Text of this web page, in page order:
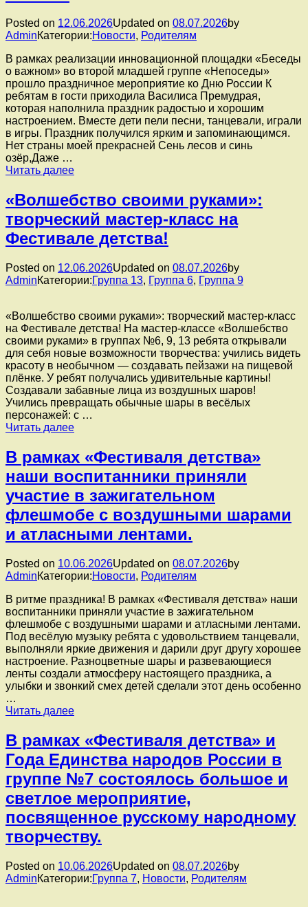
воспитанники
старшей
группы
7
совместно
с
родителями
и
активистами
движения
Первых
памятный
»
О
тех
кто
не
придёт
никогда».
Posted on 12.06.2026Updated on 08.07.2026by
AdminКатегории:Новости, Родителям
В рамках реализации инновационной площадки «Беседы
о важном» во второй младшей группе «Непоседы»
прошло праздничное мероприятие ко Дню России К
ребятам в гости приходила Василиса Премудрая,
которая наполнила праздник радостью и хорошим
настроением. Вместе дети пели песни, танцевали, играли
в игры. Праздник получился ярким и запоминающимся.
Нет страны моей прекрасней Сень лесов и синь
озёр,Даже …
Читать далееВ
реализации
инновационной
площадки
«Беседы
о
во
второй
«Непоседы»
прошло
праздничное
мероприятие
ко
Дню
России.
«Волшебство своими руками»:
творческий мастер‑класс на
Фестивале детства!
Posted on 12.06.2026Updated on 08.07.2026by
AdminКатегории:Группа 13, Группа 6, Группа 9
«Волшебство своими руками»: творческий мастер‑класс
на Фестивале детства! На мастер‑классе «Волшебство
своими руками» в группах №6, 9, 13 ребята открывали
для себя новые возможности творчества: ️учились видеть
красоту в необычном — создавать пейзажи на пищевой
плёнке. У ребят получались удивительные картины!
️Создавали забавные лица из воздушных шаров!
Учились превращать обычные шары в весёлых
персонажей: с …
Читать далее«Волшебство
руками»:
творческий
мастер‑класс
на
Фестивале
детства!
В рамках «Фестиваля детства»
наши воспитанники приняли
участие в зажигательном
флешмобе с воздушными шарами
и атласными лентами.
Posted on 10.06.2026Updated on 08.07.2026by
AdminКатегории:Новости, Родителям
В ритме праздника! В рамках «Фестиваля детства» наши
воспитанники приняли участие в зажигательном
флешмобе с воздушными шарами и атласными лентами.
Под весёлую музыку ребята с удовольствием танцевали,
выполняли яркие движения и дарили друг другу хорошее
настроение. Разноцветные шары и развевающиеся
ленты создали атмосферу настоящего праздника, а
улыбки и звонкий смех детей сделали этот день особенно
…
Читать далееВ
«Фестиваля
детства»
наши
воспитанники
приняли
участие
в
зажигательном
флешмобе
с
шарами
и
В рамках «Фестиваля детства» и
Года Единства народов России в
группе №7 состоялось большое и
светлое мероприятие,
посвященное русскому народному
творчеству.
Posted on 10.06.2026Updated on 08.07.2026by
AdminКатегории:Группа 7, Новости, Родителям